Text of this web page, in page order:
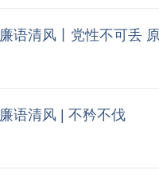
廉语清风丨党性不可丢
廉语清风 | 不矜不伐